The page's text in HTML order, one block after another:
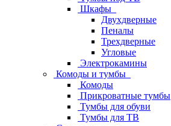
Шкафы
Двухдверные
Пеналы
Трехдверные
Угловые
Электрокамины
Комоды и тумбы
Комоды
Прикроватные тумбы
Тумбы для обуви
Тумбы для ТВ